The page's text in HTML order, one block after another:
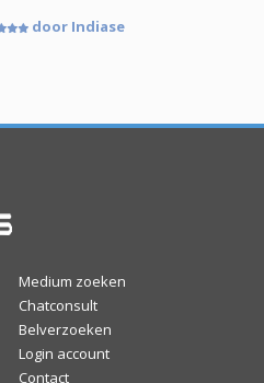
door Indiase
Medium zoeken
Chatconsult
Belverzoeken
Login account
Contact